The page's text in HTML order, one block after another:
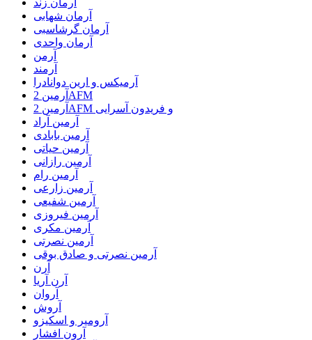
آرمان شهابی
آرمان گرشاسبی
آرمان واحدی
آرمن
آرمند
آرمیکس و ارین دوانادرا
آرمین 2AFM
آرمین 2AFM و فریدون آسرایی
آرمین آراد
آرمین بابادی
آرمین حیاتی
آرمین رازانی
آرمین رام
آرمین زارعی
آرمین شفیعی
آرمین فیروزی
آرمین مکری
آرمین نصرتی
آرمین نصرتی و صادق بوقی
آرن
آرن آریا
آروان
آروش
آرومیر و اسکیزو
آرون افشار